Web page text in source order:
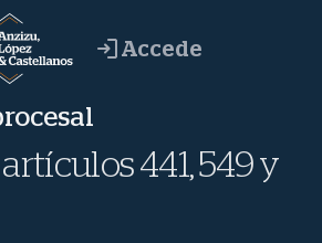
Accede
441, 549 y